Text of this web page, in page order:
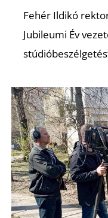
Fehér Ildikó
Jubileumi Év